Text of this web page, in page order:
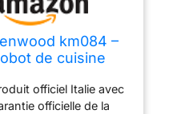
km084 –
de cuisine
officiel Italie avec
officielle de la